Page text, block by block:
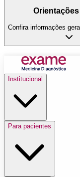
Confira informações
Institucional
Para pacientes